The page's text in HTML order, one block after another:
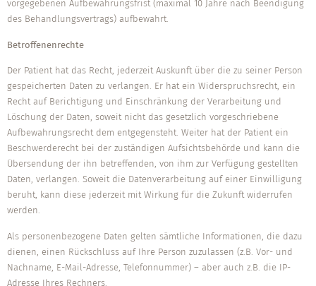
vorgegebenen Aufbewahrungsfrist (maximal 10 Jahre nach Beendigung
des Behandlungsvertrags) aufbewahrt.
Betroffenenrechte
Der Patient hat das Recht, jederzeit Auskunft über die zu seiner Person
gespeicherten Daten zu verlangen. Er hat ein Widerspruchsrecht, ein
Recht auf Berichtigung und Einschränkung der Verarbeitung und
Löschung der Daten, soweit nicht das gesetzlich vorgeschriebene
Aufbewahrungsrecht dem entgegensteht. Weiter hat der Patient ein
Beschwerde­recht bei der zuständigen Aufsichtsbehörde und kann die
Übersendung der ihn betreffenden, von ihm zur Verfügung gestellten
Daten, verlangen. Soweit die Datenverarbeitung auf einer Einwilligung
beruht, kann diese jederzeit mit Wirkung für die Zukunft widerrufen
werden.
Als personenbezogene Daten gelten sämtliche Informationen, die dazu
dienen, einen Rückschluss auf Ihre Person zuzulassen (z.B. Vor- und
Nachname, E-Mail-Adresse, Telefonnummer) – aber auch z.B. die IP-
Adresse Ihres Rechners.